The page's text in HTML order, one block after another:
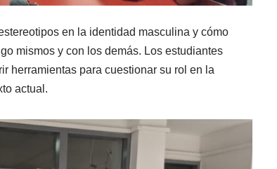
en la identidad masculina y cómo
mismos y con los demás. Los estudiantes
herramientas para cuestionar su rol en la
actual.